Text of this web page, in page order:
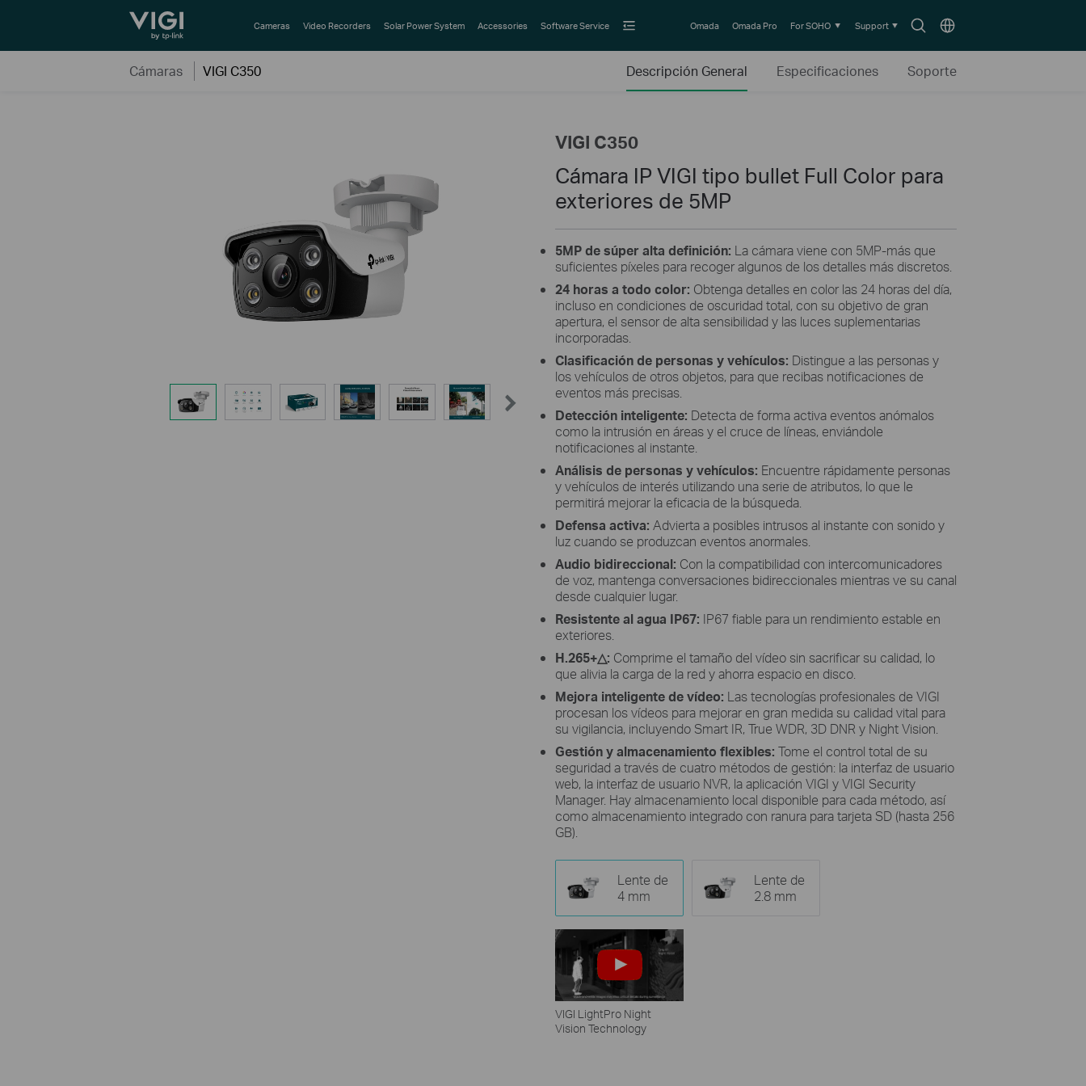
TP-Link, Reliably Smart
SearchChoose
Cameras Video Recorders Solar Power System Accessories Software Service Omada Omada Pro For SOHO Support
Cámaras VIGI C350 Descripción General Especificaciones Soporte
VIGI C350
Cámara IP VIGI tipo bullet Full Color para
exteriores de 5MP
5MP de súper alta definición: La cámara viene con 5MP-más que
suficientes píxeles para recoger algunos de los detalles más discretos.
24 horas a todo color: Obtenga detalles en color las 24 horas del día,
incluso en condiciones de oscuridad total, con su objetivo de gran
apertura, el sensor de alta sensibilidad y las luces suplementarias
incorporadas.
Clasificación de personas y vehículos: Distingue a las personas y
los vehículos de otros objetos, para que recibas notificaciones de
eventos más precisas.
Detección inteligente: Detecta de forma activa eventos anómalos
como la intrusión en áreas y el cruce de líneas, enviándole
notificaciones al instante.
Análisis de personas y vehículos: Encuentre rápidamente personas
y vehículos de interés utilizando una serie de atributos, lo que le
permitirá mejorar la eficacia de la búsqueda.
Defensa activa: Advierta a posibles intrusos al instante con sonido y
luz cuando se produzcan eventos anormales.
Audio bidireccional: Con la compatibilidad con intercomunicadores
de voz, mantenga conversaciones bidireccionales mientras ve su canal
desde cualquier lugar.
Resistente al agua IP67: IP67 fiable para un rendimiento estable en
exteriores.
H.265+△: Comprime el tamaño del vídeo sin sacrificar su calidad, lo
que alivia la carga de la red y ahorra espacio en disco.
Mejora inteligente de vídeo: Las tecnologías profesionales de VIGI
procesan los vídeos para mejorar en gran medida su calidad vital para
su vigilancia, incluyendo Smart IR, True WDR, 3D DNR y Night Vision.
Gestión y almacenamiento flexibles: Tome el control total de su
seguridad a través de cuatro métodos de gestión: la interfaz de usuario
web, la interfaz de usuario NVR, la aplicación VIGI y VIGI Security
Manager. Hay almacenamiento local disponible para cada método, así
como almacenamiento integrado con ranura para tarjeta SD (hasta 256
GB).
Lente de
4 mm
Lente de
2.8 mm
VIGI LightPro Night
Vision Technology